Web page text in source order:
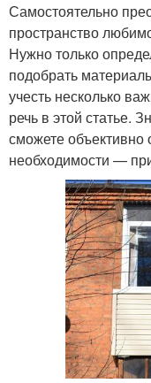
Самостоятельно
пространство
Нужно только
подобрать
учесть несколько
речь в этой статье.
сможете объективно
необходимости —